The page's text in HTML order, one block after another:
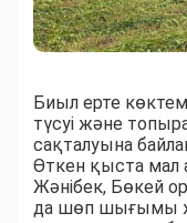
Биыл ерте
түсуі және
сақталуына
Өткен қыста
Жәнібек, Бөкей
да шөп шығымы